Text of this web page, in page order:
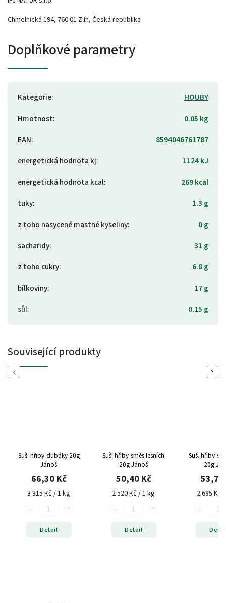
Chmelnická 194, 760 01 Zlín, Česká republika
Doplňkové parametry
Kategorie:
HOUBY
Hmotnost:
0.05 kg
EAN:
8594046761787
energetická hodnota kj:
1124 kJ
energetická hodnota kcal:
269 kcal
tuky:
1.3 g
z toho nasycené mastné kyseliny:
0 g
sacharidy:
31 g
z toho cukry:
6.8 g
bílkoviny:
17 g
sůl: 0.15 g
Související produkty
Previous
Suš. hřiby-dubáky 20g
Jánoš
66,30 Kč
3 315 Kč / 1 kg
Detail
Suš. hřiby-směs lesních
20g Jánoš
50,40 Kč
2 520 Kč / 1 kg
Detail
Suš. hřiby-
20g
53,70
2 685 Kč
Next